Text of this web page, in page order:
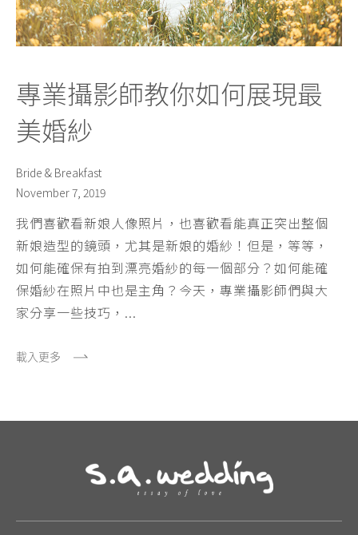
載入更多
Bride & Breakfast
November 7, 2019
專業攝影師教你如何展現最
美婚紗
我們喜歡看新娘人像照片，也喜歡看能真正突出整個
新娘造型的鏡頭，尤其是新娘的婚紗！但是，等等，
如何能確保有拍到漂亮婚紗的每一個部分？如何能確
保婚紗在照片中也是主角？今天，專業攝影師們與大
家分享一些技巧，...